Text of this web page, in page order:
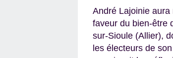
André Lajoinie
faveur du bien-être
sur-Sioule (Allier),
les électeurs de